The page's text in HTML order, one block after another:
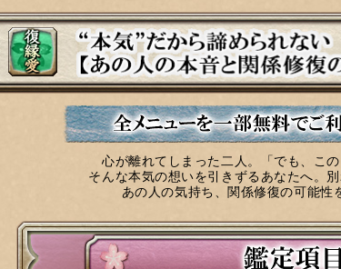
心が離れてしまった二人。「でも、こ
そんな本気の想いを引きずるあなたへ。
あの人の気持ち、関係修復の可能性